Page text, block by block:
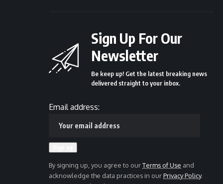
Sign Up For Our
Newsletter
Be keep up! Get the latest breaking news
delivered straight to your inbox.
Email address:
By signing up, you agree to ourTerms of Use and
acknowledge the data practices in ourPrivacy Policy.